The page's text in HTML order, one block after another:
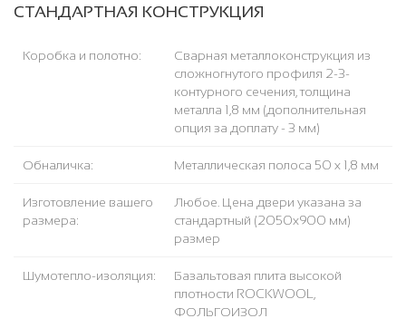
СТАНДАРТНАЯ КОНСТРУКЦИЯ
Коробка и полотно:
Сварная металлоконструкция из
сложногнутого профиля 2-3-
контурного сечения, толщина
металла 1,8 мм (дополнительная
опция за доплату - 3 мм)
Обналичка: Металлическая полоса 50 х 1,8 мм
Изготовление вашего
размера:
Любое. Цена двери указана за
стандартный (2050x900 мм)
размер
Шумотепло-изоляция:
Базальтовая плита высокой
плотности ROCKWOOL,
ФОЛЬГОИЗОЛ